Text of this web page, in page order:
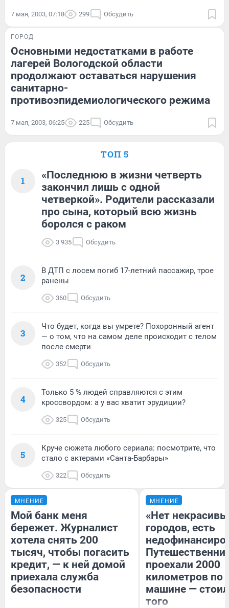
7 мая, 2003, 07:18 299 Обсудить
ГОРОД
Основными недостатками в работе
лагерей Вологодской области
продолжают оставаться нарушения
санитарно-
противоэпидемиологического режима
7 мая, 2003, 06:25 225 Обсудить
ТОП 5
1
«Последнюю в жизни четверть
закончил лишь с одной
четверкой». Родители рассказали
про сына, который всю жизнь
боролся с раком
3 935 Обсудить
2
В ДТП с лосем погиб 17-летний пассажир, трое
ранены
360 Обсудить
3
Что будет, когда вы умрете? Похоронный агент
— о том, что на самом деле происходит с телом
после смерти
352 Обсудить
4
Только 5 % людей справляются с этим
кроссвордом: а у вас хватит эрудиции?
325 Обсудить
5
Круче сюжета любого сериала: посмотрите, что
стало с актерами «Санта-Барбары»
322 Обсудить
МНЕНИЕ
Мой банк меня
бережет. Журналист
хотела снять 200
тысяч, чтобы погасить
кредит, — к ней домой
приехала служба
безопасности
МНЕНИЕ
«Нет
городов, есть
проехали 2000
километров по
машине —
того